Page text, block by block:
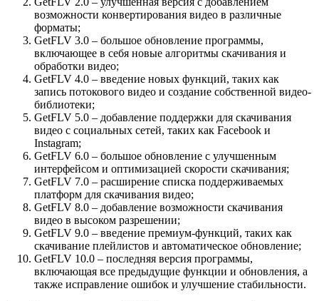
возможности конвертирования видео в различные
форматы;
GetFLV 3.0 – большое обновление программы,
включающее в себя новые алгоритмы скачивания и
обработки видео;
GetFLV 4.0 – введение новых функций, таких как
запись потокового видео и создание собственной видео-
библиотеки;
GetFLV 5.0 – добавление поддержки для скачивания
видео с социальных сетей, таких как Facebook и
Instagram;
GetFLV 6.0 – большое обновление с улучшенным
интерфейсом и оптимизацией скорости скачивания;
GetFLV 7.0 – расширение списка поддерживаемых
платформ для скачивания видео;
GetFLV 8.0 – добавление возможности скачивания
видео в высоком разрешении;
GetFLV 9.0 – введение премиум-функций, таких как
скачивание плейлистов и автоматическое обновление;
GetFLV 10.0 – последняя версия программы,
включающая все предыдущие функции и обновления, а
также исправление ошибок и улучшение стабильности.